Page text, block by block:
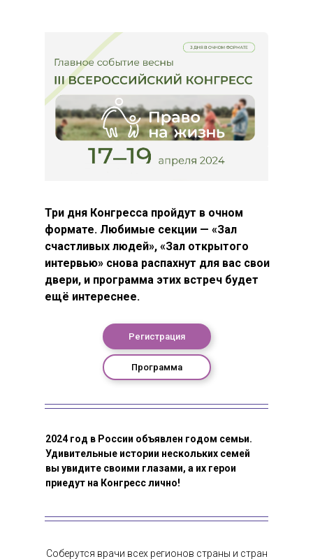
2024 год в России объявлен годом семьи.
Удивительные истории нескольких семей
вы увидите своими глазами, а их герои
приедут на Конгресс лично!
Три дня Конгресса пройдут в очном
формате. Любимые секции — «Зал
счастливых людей», «Зал открытого
интервью» снова распахнут для вас свои
двери, и программа этих встреч будет
ещё интереснее.
Регистрация
Соберутся врачи всех регионов страны и стран
Программа